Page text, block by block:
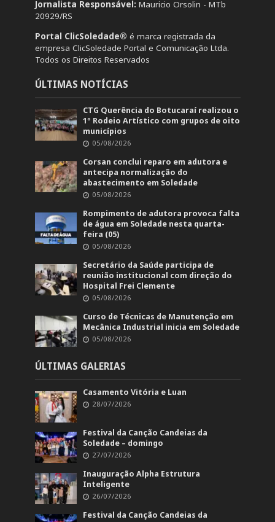
Jornalista Responsável: Mauricio Orsolin - MTb
20929/RS
Portal ClicSoledade® é marca registrada da
empresa ClicSoledade Portal e Comunicação Ltda.
Todos os Direitos Reservados
ÚLTIMAS NOTÍCIAS
CTG Querência do Botucaraí realizou o
1º Rodeio Artístico com grupos de oito
municípios
05/08/2026
Corsan conclui reparo em adutora e
antecipa normalização do
abastecimento em Soledade
05/08/2026
Rompimento de adutora provoca falta
de água em Soledade nesta quarta-
feira (05)
05/08/2026
Secretário da Saúde participa de
reunião institucional com direção do
Hospital Frei Clemente
05/08/2026
Curso de Técnicas de Manutenção em
Mecânica Industrial inicia em Soledade
05/08/2026
ÚLTIMAS GALERIAS
Casamento Vitória e Luan
28/07/2026
Festival da Canção Candeias da
Soledade – domingo
27/07/2026
Inauguração Alpha Estrutura
Inteligente
26/07/2026
Festival da Canção Candeias da